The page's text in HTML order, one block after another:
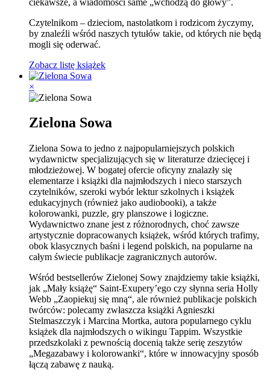
Czytelnikom – dzieciom, nastolatkom i rodzicom życzymy,
by znaleźli wśród naszych tytułów takie, od których nie będą
mogli się oderwać.
Zobacz listę książek
×
Zielona Sowa
Zielona Sowa to jedno z najpopularniejszych polskich
wydawnictw specjalizujących się w literaturze dziecięcej i
młodzieżowej. W bogatej ofercie oficyny znalazły się
elementarze i książki dla najmłodszych i nieco starszych
czytelników, szeroki wybór lektur szkolnych i książek
edukacyjnych (również jako audiobooki), a także
kolorowanki, puzzle, gry planszowe i logiczne.
Wydawnictwo znane jest z różnorodnych, choć zawsze
artystycznie dopracowanych książek, wśród których trafimy,
obok klasycznych baśni i legend polskich, na popularne na
całym świecie publikacje zagranicznych autorów.
Wśród bestsellerów Zielonej Sowy znajdziemy takie książki,
jak „Mały książę“ Saint-Exupery’ego czy słynna seria Holly
Webb „Zaopiekuj się mną“, ale również publikacje polskich
twórców: polecamy zwłaszcza książki Agnieszki
Stelmaszczyk i Marcina Mortka, autora popularnego cyklu
książek dla najmłodszych o wikingu Tappim. Wszystkie
przedszkolaki z pewnością docenią także serię zeszytów
„Megazabawy i kolorowanki“, które w innowacyjny sposób
łączą zabawę z nauką.